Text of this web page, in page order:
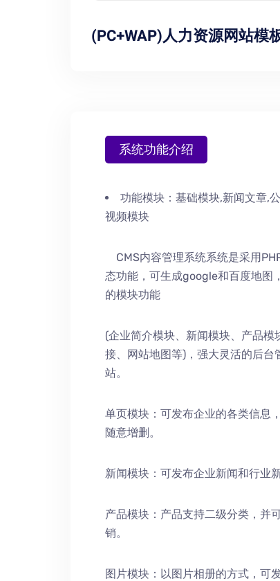
(PC+WAP)人力资源网站模
系统功能介绍
功能模块： 基础模块,新闻文章,
视频模块
CMS内容管理系统系统是采用
态功能，可生成google和百度地图
的模块功能
(企业简介模块、新闻模块、产品
接、网站地图等)，强大灵活的后
站。
单页模块：可发布企业的各类信息
随意增删。
新闻模块：可发布企业新闻和行业
产品模块：产品支持二级分类，并
销。
图片模块：以图片相册的方式，可